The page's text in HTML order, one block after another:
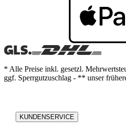
* Alle Preise inkl. gesetzl.
ggf. Sperrgutzuschlag - ** unser
KUNDENSERVICE